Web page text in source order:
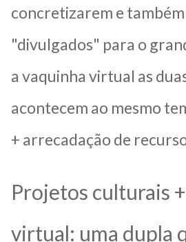
concretizarem e
"divulgados" para o
a vaquinha virtual as
acontecem ao mesmo
+ arrecadação de
Projetos culturais
virtual: uma dupla